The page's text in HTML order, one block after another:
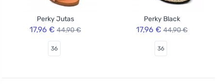
Perky Jutas
17,96 € 44,90 €
36
Perky Black
17,96 € 44,90 €
36